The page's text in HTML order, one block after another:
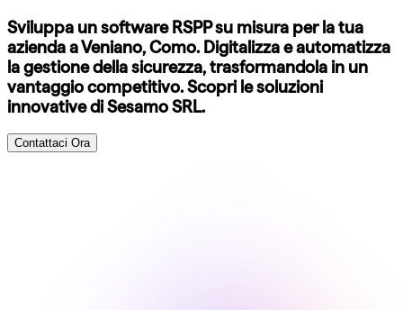
Sviluppa un software RSPP su misura per la tua
azienda a Veniano, Como. Digitalizza e automatizza
la gestione della sicurezza, trasformandola in un
vantaggio competitivo. Scopri le soluzioni
innovative di Sesamo SRL.
Contattaci Ora